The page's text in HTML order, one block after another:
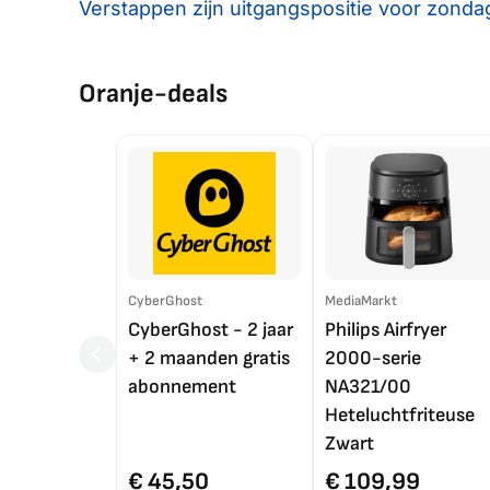
Verstappen zijn uitgangspositie voor
Oranje-deals
CyberGhost
CyberGhost - 2 jaar
+ 2 maanden gratis
abonnement
€ 45,50
MediaMarkt
Philips Airfryer
2000-serie
NA321/00
Heteluchtfriteuse
Zwart
€ 109,99